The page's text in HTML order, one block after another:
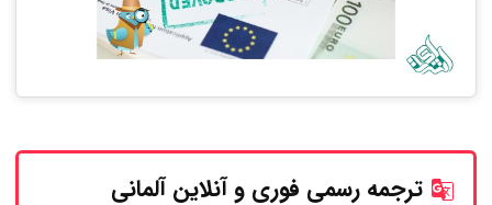
ترجمه رسمی فوری و آنلاینآلمانی